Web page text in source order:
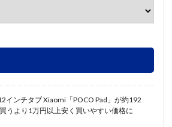
インチタブ Xiaomi「POCO Pad」が約192
うより1万円以上安く買いやすい価格に